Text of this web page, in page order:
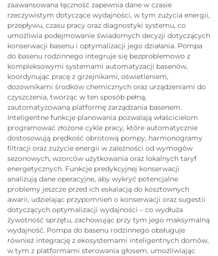
zaawansowana łączność zapewnia dane w czasie
rzeczywistym dotyczące wydajności, w tym zużycia energii,
przepływu, czasu pracy oraz diagnostyki systemu, co
umożliwia podejmowanie świadomych decyzji dotyczących
konserwacji basenu i optymalizacji jego działania. Pompa
do basenu rodzinnego integruje się bezproblemowo z
kompleksowymi systemami automatyzacji basenów,
koordynując pracę z grzejnikami, oświetleniem,
dozownikami środków chemicznych oraz urządzeniami do
czyszczenia, tworząc w ten sposób pełną,
zautomatyzowaną platformę zarządzania basenem.
Inteligentne funkcje planowania pozwalają właścicielom
programować złożone cykle pracy, które automatycznie
dostosowują prędkość obrotową pompy, harmonogramy
filtracji oraz zużycie energii w zależności od wymogów
sezonowych, wzorców użytkowania oraz lokalnych taryf
energetycznych. Funkcje predykcyjnej konserwacji
analizują dane operacyjne, aby wykryć potencjalne
problemy jeszcze przed ich eskalacją do kosztownych
awarii, udzielając przypomnień o konserwacji oraz sugestii
dotyczących optymalizacji wydajności – co wydłuża
żywotność sprzętu, zachowując przy tym jego maksymalną
wydajność. Pompa do basenu rodzinnego obsługuje
również integrację z ekosystemami inteligentnych domów,
w tym z platformami sterowania głosem, umożliwiając